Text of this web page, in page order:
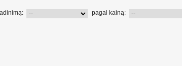
pagal kainą: